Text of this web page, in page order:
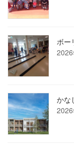
ボー
かな